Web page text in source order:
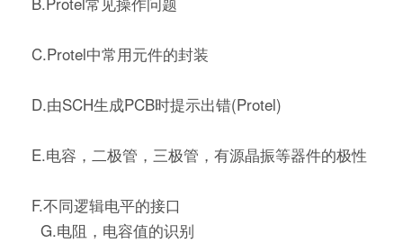
C.Protel中常用元件的封装
D.由SCH生成PCB时提示出错(Protel)
E.电容，二极管，三极管，有源晶振等器件的极性
F.不同逻辑电平的接口
G.电阻，电容值的识别